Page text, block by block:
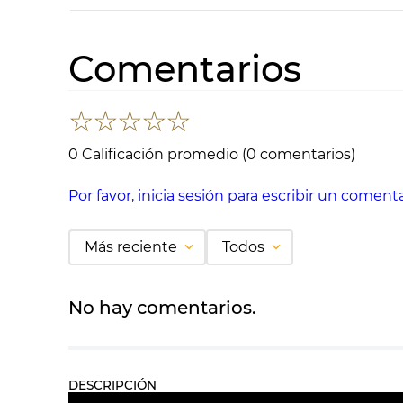
Comentarios
☆☆☆☆☆
0 Calificación promedio (0 comentarios)
Por favor, inicia sesión para escribir un
Más reciente Todos
No hay comentarios.
DESCRIPCIÓN